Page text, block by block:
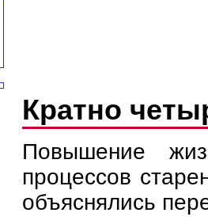
Кратно
Повышение
процессов
объяснялись